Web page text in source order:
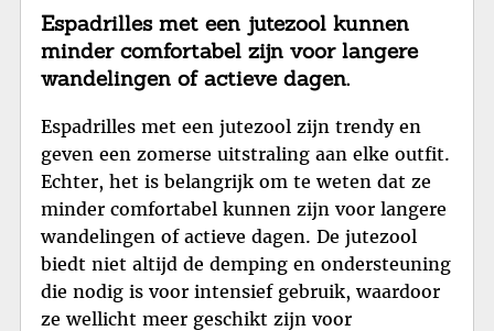
Espadrilles met een jutezool kunnen
minder comfortabel zijn voor langere
wandelingen of actieve dagen.
Espadrilles met een jutezool zijn trendy en
geven een zomerse uitstraling aan elke outfit.
Echter, het is belangrijk om te weten dat ze
minder comfortabel kunnen zijn voor langere
wandelingen of actieve dagen. De jutezool
biedt niet altijd de demping en ondersteuning
die nodig is voor intensief gebruik, waardoor
ze wellicht meer geschikt zijn voor